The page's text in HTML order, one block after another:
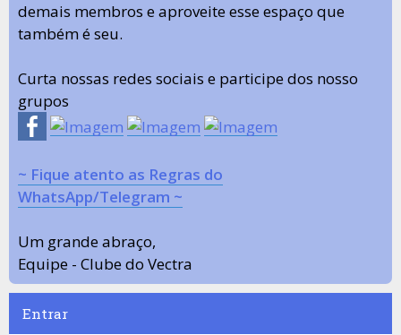
demais membros e aproveite esse espaço que
também é seu.
Curta nossas redes sociais e participe dos nosso
grupos
~ Fique atento as Regras do
WhatsApp/Telegram ~
Um grande abraço,
Equipe - Clube do Vectra
Entrar